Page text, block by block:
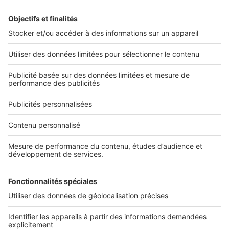
Image
Techniques de construction
Écoconstruction : les critères pour
bien choisir son professionnel
Maîtriser votre projet
CCMI : pourquoi est-ce que c'est
important de contrôler
l’avancement des travaux ?
Infos pratiques